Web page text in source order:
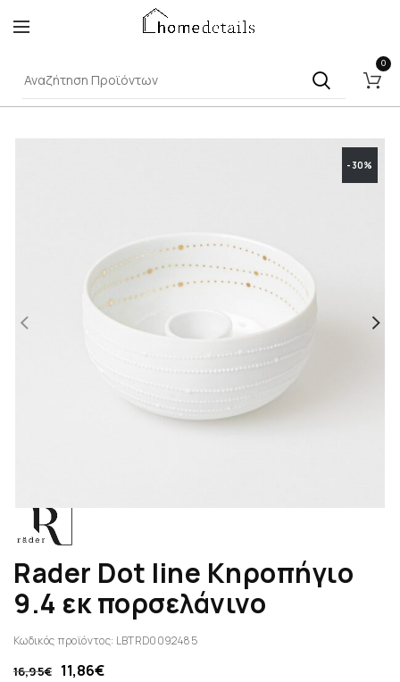
0
-30%
Rader Dot line Κηροπήγιο
9.4 εκ πορσελάνινο
Κωδικός προϊόντος: LBTRD0092485
16,95€ 11,86€